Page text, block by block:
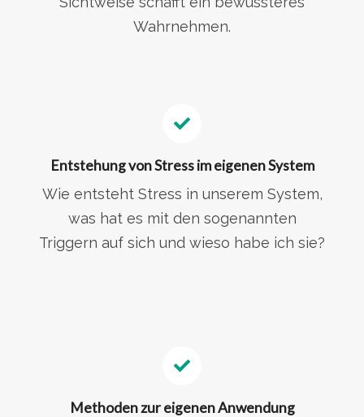
Wahrnehmen.
Entstehung von Stress im eigenen System
Wie entsteht Stress in unserem System,
was hat es mit den sogenannten
Triggern auf sich und wieso habe ich sie?
Methoden zur eigenen Anwendung